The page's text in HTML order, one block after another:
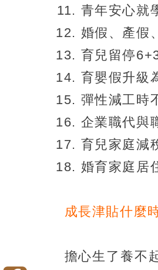
青年安心就
婚假、產假
育兒留停
育嬰假升級
彈性減工時
企業職代與
育兒家庭減
婚育家庭居
成長津貼什麼
擔心生了養不